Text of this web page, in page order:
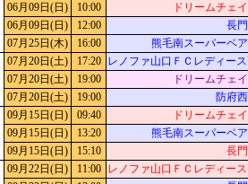
06月09日(日) 10:00
ドリームチェ
06月09日(日)
12:00
長
07月25日(木)
16:00 熊毛南スーパーベ
07月20日(土) 17:20
レノファ山口ＦＣレディー
07月20日(土)
19:00
ドリームチェ
07月20日(土)
19:00 防府
09月15日(日) 09:40
ドリームチェ
09月15日(日)
13:20
熊毛南スーパーベ
09月15日(日)
15:10 長
09月22日(日) 11:00
レノファ山口ＦＣレディー